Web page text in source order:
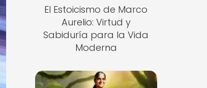
El Estoicismo de Marco
Aurelio: Virtud y
Sabiduría para la Vida
Moderna